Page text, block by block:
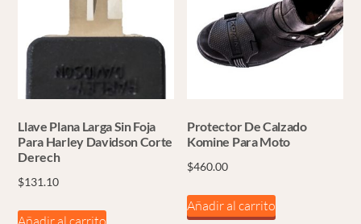
Llave Plana Larga Sin Foja
Para Harley Davidson Corte
Derech
$131.10
Protector De Calzado
Komine Para Moto
$460.00
Añadir al carrito